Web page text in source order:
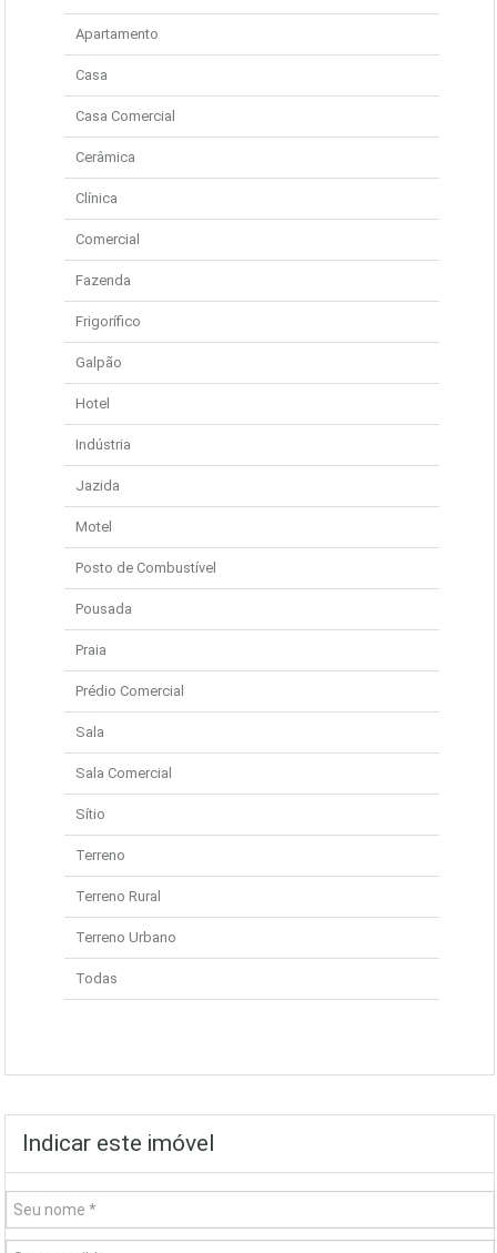
Apartamento
Casa
Casa Comercial
Cerâmica
Clínica
Comercial
Fazenda
Frigorífico
Galpão
Hotel
Indústria
Jazida
Motel
Posto de Combustível
Pousada
Praia
Prédio Comercial
Sala
Sala Comercial
Sítio
Terreno
Terreno Rural
Terreno Urbano
Todas
Indicar este imóvel